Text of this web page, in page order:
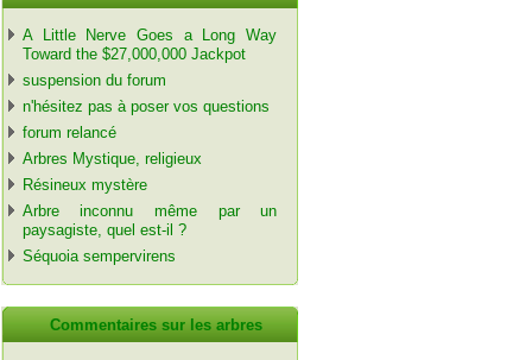
A Little Nerve Goes a Long Way
Toward the $27,000,000 Jackpot
suspension du forum
n'hésitez pas à poser vos questions
forum relancé
Arbres Mystique, religieux
Résineux mystère
Arbre inconnu même par un
paysagiste, quel est-il ?
Séquoia sempervirens
Commentaires sur les arbres